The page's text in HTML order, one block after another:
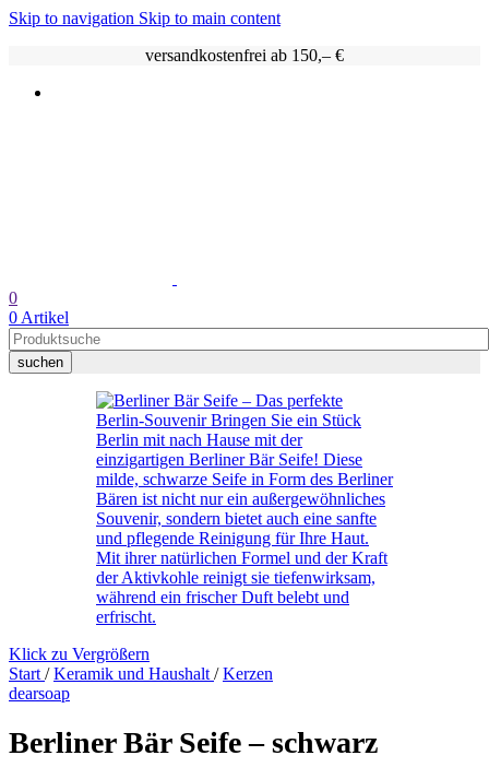
Skip to navigation Skip to main content
versandkostenfrei ab 150,– €
0
0 Artikel
suchen
Klick zu Vergrößern
Start / Keramik und Haushalt / Kerzen
dearsoap
Berliner Bär Seife – schwarz